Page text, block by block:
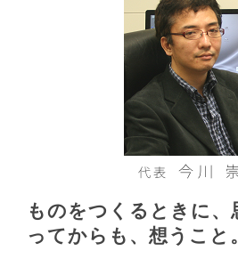
ものをつくるときに、
ってからも、想うこと。